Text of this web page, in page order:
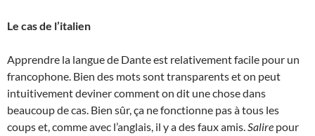
Le cas de l’italien
Apprendre la langue de Dante est relativement facile pour un
francophone. Bien des mots sont transparents et on peut
intuitivement deviner comment on dit une chose dans
beaucoup de cas. Bien sûr, ça ne fonctionne pas à tous les
coups et, comme avec l’anglais, il y a des faux amis.Salire pour